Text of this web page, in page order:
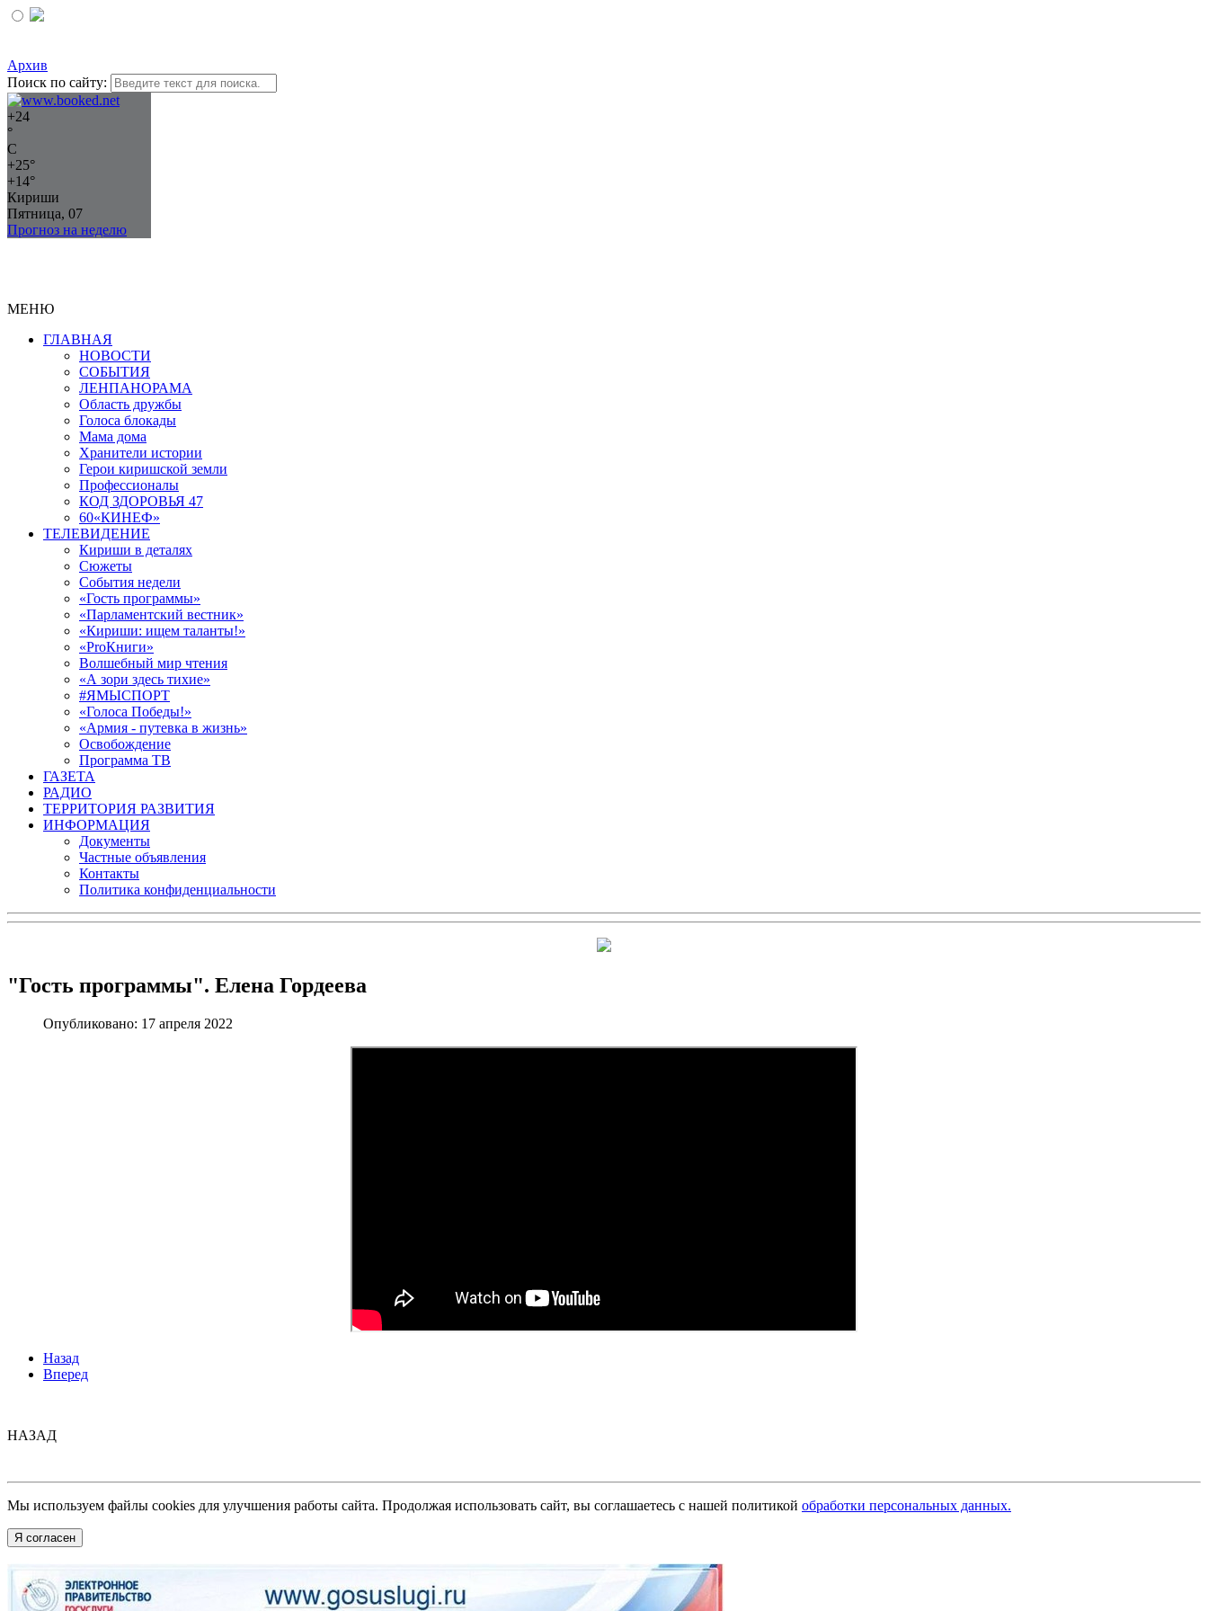
Архив
Поиск по сайту:
+24
°
C
+25°
+14°
Кириши
Пятница, 07
Прогноз на неделю
МЕНЮ
ГЛАВНАЯ
НОВОСТИ
СОБЫТИЯ
ЛЕНПАНОРАМА
Область дружбы
Голоса блокады
Мама дома
Хранители истории
Герои киришской земли
Профессионалы
КОД ЗДОРОВЬЯ 47
60«КИНЕФ»
ТЕЛЕВИДЕНИЕ
Кириши в деталях
Сюжеты
События недели
«Гость программы»
«Парламентский вестник»
«Кириши: ищем таланты!»
«ProКниги»
Волшебный мир чтения
«А зори здесь тихие»
#ЯМЫСПОРТ
«Голоса Победы!»
«Армия - путевка в жизнь»
Освобождение
Программа ТВ
ГАЗЕТА
РАДИО
ТЕРРИТОРИЯ РАЗВИТИЯ
ИНФОРМАЦИЯ
Документы
Частные объявления
Контакты
Политика конфиденциальности
"Гость программы". Елена Гордеева
Опубликовано: 17 апреля 2022
Назад
Вперед
НАЗАД
Мы используем файлы cookies для улучшения работы сайта. Продолжая использовать сайт, вы соглашаетесь с нашей политикой обработки персональных данных.
Я согласен